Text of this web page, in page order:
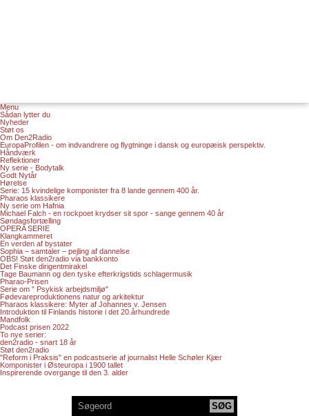
Menu
Sådan lytter du
Nyheder
Støt os
Om Den2Radio
EuropaProfilen - om indvandrere og flygtninge i dansk og europæisk perspektiv.
Håndværk
Reflektioner
Ny serie - Bodytalk
Godt Nytår
Hørelse
Serie: 15 kvindelige komponister fra 8 lande gennem 400 år.
Pharaos klassikere
Ny serie om Hafnia
Michael Falch - en rockpoet krydser sit spor - sange gennem 40 år
Søndagsfortælling
OPERA SERIE
Klangkammeret
En verden af bystater
Sophia – samtaler – pejling af dannelse
OBS! Støt den2radio via bankkonto
Det Finske dirigentmirakel
Tage Baumann og den tyske efterkrigstids schlagermusik
Pharao-Prisen
Serie om " Psykisk arbejdsmiljø"
Fødevareproduktionens natur og arkitektur
Pharaos klassikere: Myter af Johannes v. Jensen
Introduktion til Finlands historie i det 20.århundrede
Mandfolk
Podcast prisen 2022
To nye serier:
den2radio - snart 18 år
Støt den2radio
"Reform i Praksis" en podcastserie af journalist Helle Schøler Kjær
Komponister i Østeuropa i 1900 tallet
Inspirerende overgange til den 3. alder